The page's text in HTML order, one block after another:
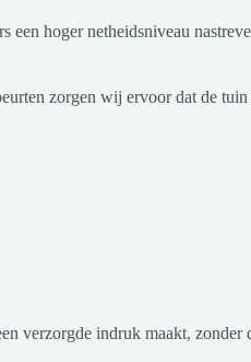
hoger netheidsniveau
zorgen wij ervoor dat de
verzorgde indruk maakt,